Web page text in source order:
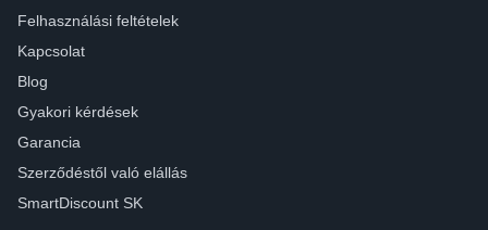
Felhasználási feltételek
Kapcsolat
Blog
Gyakori kérdések
Garancia
Szerződéstől való elállás
SmartDiscount SK